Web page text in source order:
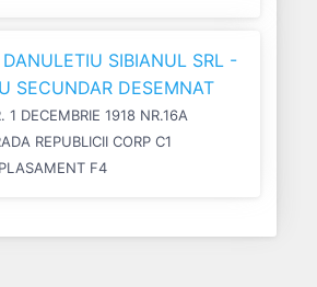
SIBIANUL SRL -
SECUNDAR DESEMNAT
1 DECEMBRIE 1918 NR.16A
REPUBLICII CORP C1
F4